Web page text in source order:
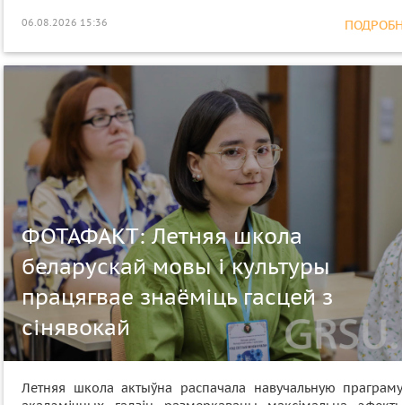
06.08.2026 15:36
ФОТАФАКТ: Летняя школа
беларускай мовы і культуры
працягвае знаёміць гасцей з
сінявокай
Летняя школа актыўна распачала навучальную